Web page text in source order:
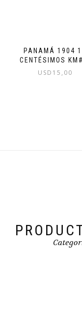
PANAMÁ 1904
CENTÉSIMOS
USD 15,00